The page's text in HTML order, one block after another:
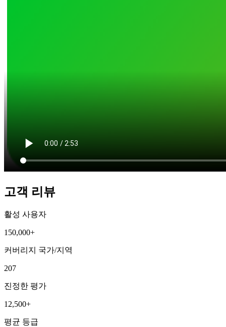
고객 리뷰
활성 사용자
150,000+
커버리지 국가/지역
207
진정한 평가
12,500+
평균 등급